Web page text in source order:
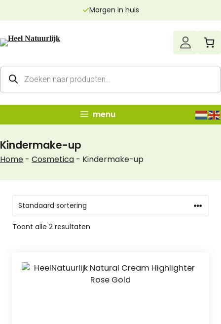
inhoud
Morgen in huis
Producten
zoeken
menu
Kindermake-up
Home - Cosmetica - Kindermake-up
Toont alle 2 resultaten